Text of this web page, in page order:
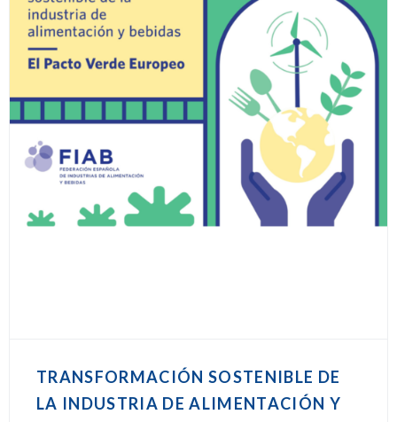
TRANSFORMACIÓN SOSTENIBLE DE
LA INDUSTRIA DE ALIMENTACIÓN Y